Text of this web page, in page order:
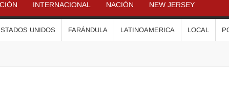
INTERNACIONAL NACIÓN NEW JERSEY
UNIDOS FARÁNDULA LATINOAMERICA LOCAL